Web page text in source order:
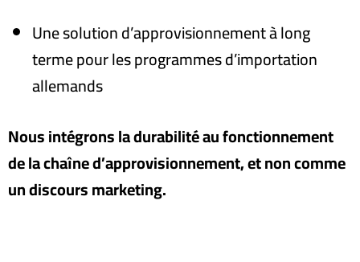
Une solution d’approvisionnement à long
terme pour les programmes d’importation
allemands
Nous intégrons la durabilité au fonctionnement
de la chaîne d’approvisionnement, et non comme
un discours marketing.